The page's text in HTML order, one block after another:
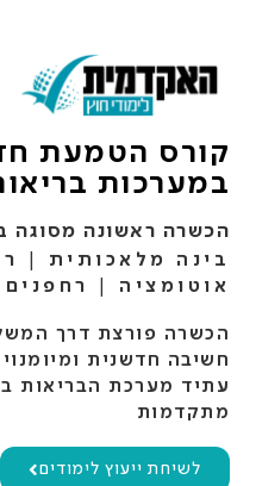
קורס הטמעת
במערכות
הכשרה ראשונה מסוגה
בינה מלאכותית
אוטומציה
רחפנים
הכשרה פורצת דרך
חשיבה חדשנית
עתיד מערכת הבריאות
מתקדמות
לשיחת ייעוץ לימודים